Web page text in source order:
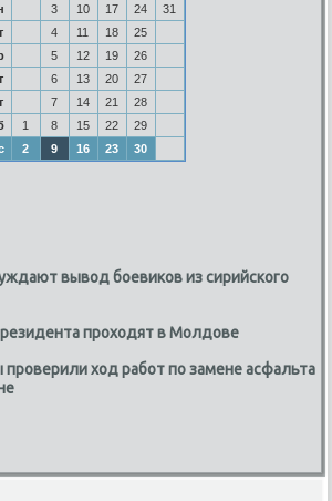
3 10 17 24
31
4 11 18
25
5 12 19
26
6 13 20
27
7 14 21
28
1 8 15 22
29
2 9 16 23 30
вывод боевиков из сирийского
проходят в Молдове
ход работ по замене асфальта